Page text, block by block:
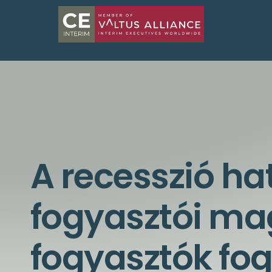
A recesszió
fogyasztói
fogyasztók